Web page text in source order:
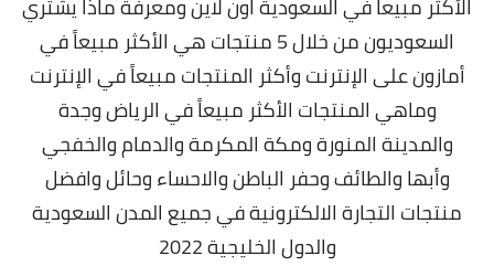
العملات المشفرة
الاستثمار
السعوديون من خلال 5 منتجات هي الأكثر مبيعاً في
أمازون على الإنترنت وأكثر المنتجات مبيعاً في الإنترنت
وماهي المنتجات الأكثر مبيعاً في الرياض وجدة
والمدينة المنورة ومكة المكرمة والدمام والخفجي
وأبها والطائف وحفر الباطن والاحساء وحائل وافضل
منتجات التجارة الالكترونية في جميع المدن السعودية
والدول الخليجية 2022